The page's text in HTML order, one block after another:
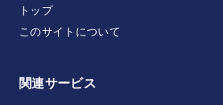
トップ
このサイトについて
関連サービス